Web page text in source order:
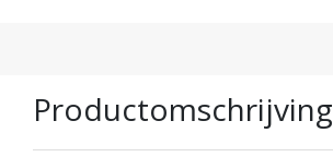
Productomschrijving